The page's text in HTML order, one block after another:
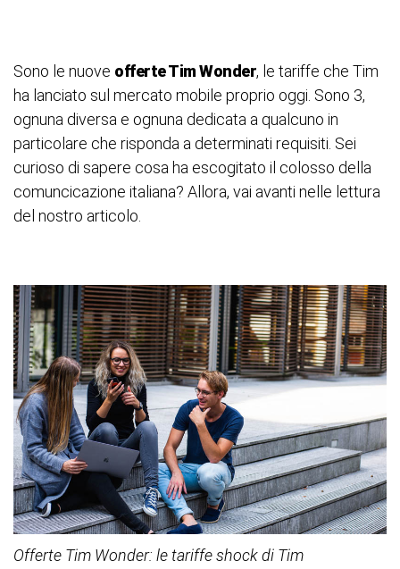
Sono le nuove offerte Tim Wonder, le tariffe che Tim
ha lanciato sul mercato mobile proprio oggi. Sono 3,
ognuna diversa e ognuna dedicata a qualcuno in
particolare che risponda a determinati requisiti. Sei
curioso di sapere cosa ha escogitato il colosso della
comuncicazione italiana? Allora, vai avanti nelle lettura
del nostro articolo.
Offerte Tim Wonder: le tariffe shock di Tim